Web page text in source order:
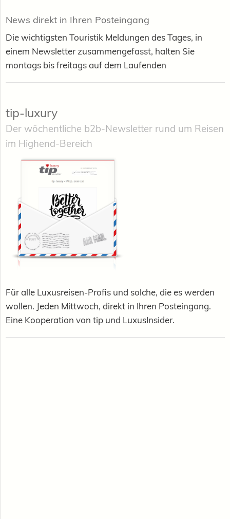
News direkt in Ihren Posteingang
Die wichtigsten Touristik Meldungen des Tages, in
einem Newsletter zusammengefasst, halten Sie
montags bis freitags auf dem Laufenden
tip-luxury
Der wöchentliche b2b-Newsletter rund um Reisen
im Highend-Bereich
Für alle Luxusreisen-Profis und solche, die es werden
wollen. Jeden Mittwoch, direkt in Ihren Posteingang.
Eine Kooperation von tip und LuxusInsider.